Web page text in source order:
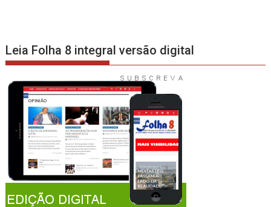
Leia Folha 8 integral versão digital